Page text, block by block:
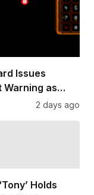
Issues
Warning as
Wallet Exploit
2 days ago
Holds